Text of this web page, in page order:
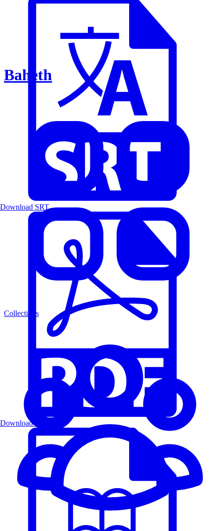
Baheth
Collections
Download SRT
Download PDF